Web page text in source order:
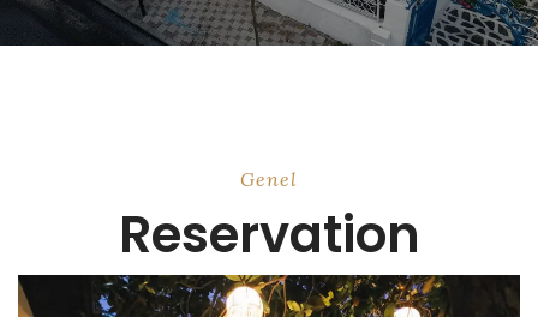
Genel
Reservation